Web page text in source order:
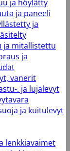
ja höylätty
ja paneeli
ja
ja mitallistettu
ja
vanerit
. ja lujalevyt
ja kuitulevyt
lenkkiavaimet